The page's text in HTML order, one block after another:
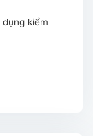
kiểm